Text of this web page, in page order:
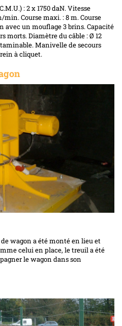
: 2 x 1750 daN. Vitesse
Course maxi. : 8 m. Course
avec un mouflage 3 brins. Capacité
morts. Diamètre du câble : Ø 12
Manivelle de secours
à cliquet.
wagon a été monté en lieu et
celui en place, le treuil a été
le wagon dans son